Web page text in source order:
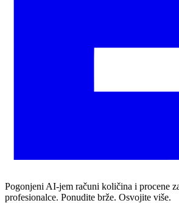
Pogonjeni AI-jem računi količina i procene
profesionalce. Ponudite brže. Osvojite više.